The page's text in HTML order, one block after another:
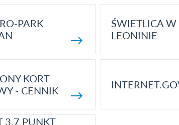
PARK
ŚWIETLICA W
LEONINIE
KORT
- CENNIK
3.7 PUNKT